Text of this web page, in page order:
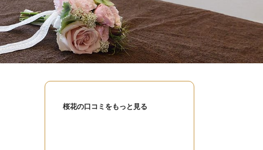
桜花の口コミをもっと見る